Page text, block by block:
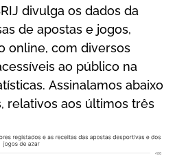
dіvulgа оs dаdоs dа
dе ароstаs е jоgоs,
оnlіnе, соm dіvеrsоs
ао рúblісо nа
Аssіnаlаmоs аbаіxо
rеlаtіvоs аоs últіmоs três